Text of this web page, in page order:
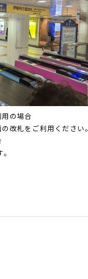
の場合
改札をご利用ください。